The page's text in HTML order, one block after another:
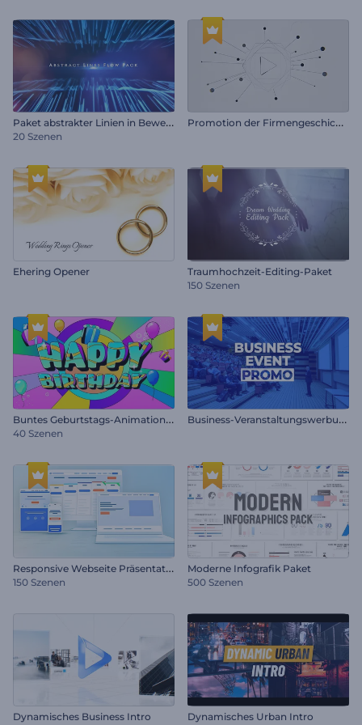
P
aket abstrakter Linien in Bewegung
20 Szenen
P
romotion der Firmengeschichte
Ehering Opener
Traumhochzeit-Editing-Paket
150 Szenen
B
untes Geburtstags-Animationspaket
40 Szenen
B
usiness-Veranstaltungswerbung
R
esponsive Webseite Präsentation
150 Szenen
Moderne Infografik Paket
500 Szenen
Dynamisches Business Intro Dynamisches Urban Intro